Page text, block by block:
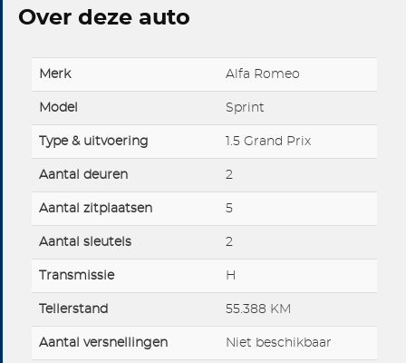
Over deze auto
Merk Alfa Romeo
Model Sprint
Type & uitvoering 1.5 Grand Prix
Aantal deuren 2
Aantal zitplaatsen 5
Aantal sleutels 2
Transmissie H
Tellerstand 55.388 KM
Aantal versnellingen Niet beschikbaar